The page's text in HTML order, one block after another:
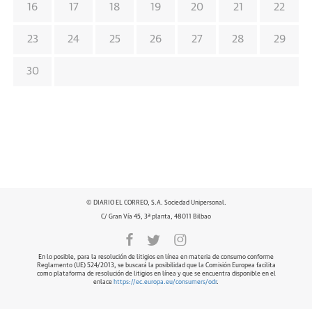
16 17 18 19 20 21 22
23 24 25 26 27 28 29
30
© DIARIO EL CORREO, S.A. Sociedad Unipersonal.
C/ Gran Vía 45, 3ª planta, 48011 Bilbao
En lo posible, para la resolución de litigios en línea en materia de consumo conforme
Reglamento (UE) 524/2013, se buscará la posibilidad que la Comisión Europea facilita
como plataforma de resolución de litigios en línea y que se encuentra disponible en el
enlace https://ec.europa.eu/consumers/odr.